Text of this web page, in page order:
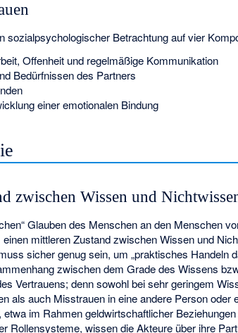
sozialpsychologischer Betrachtung auf vier
Offenheit und regelmäßige Kommunikation
Bedürfnissen des Partners
einer emotionalen Bindung
zwischen Wissen und
Glauben des Menschen an den Menschen
mittleren Zustand zwischen Wissen und
sicher genug sein, um „praktisches Handeln
zwischen dem Grade des Wissens
Vertrauens; denn sowohl bei sehr geringem
als auch Misstrauen in eine andere Person oder
etwa im Rahmen geldwirtschaftlicher
Rollensysteme, wissen die Akteure über ihre